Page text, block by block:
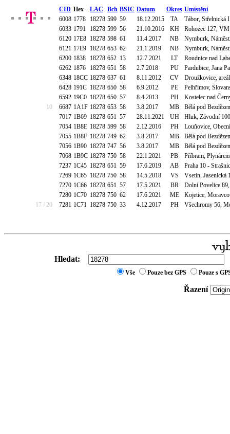
CID Hex LAC Bch BSIC Datum Okres Umístění
6008 1778 18278 599 59 18.12.2015 TA
Tábor, Střelnická
6033 1791 18278 599 56 21.10.2016 KH
Rohozec 127,
6120 17E8 18278 598 61 11.4.2017 NB
Nymburk,
6121 17E9 18278 653 62 21.1.2019 NB
Nymburk,
6200 1838 18278 652 13 12.7.2021 LT
Roudnice nad
6262 1876 18278 651 58 2.7.2018 PU
Pardubice, Jana
6348 18CC 18278 637 61 8.11.2012 CV
Droužkovice,
6428 191C 18278 650 58 6.9.2012 PE
Pelhřimov,
6592 19C0 18278 650 57 8.4.2013 PH
Kostelec nad
10
6687 1A1F 18278 653 58 3.8.2017 MB
Bělá pod
7017 1B69 18278 651 57 28.11.2021 UH
Hluk, Závodní
7054 1B8E 18278 599 58 2.12.2016 PH
Louňovice,
7055 1B8F 18278 749 62 3.8.2017 MB
Bělá pod
7056 1B90 18278 747 56 3.8.2017 MB
Bělá pod
7068 1B9C 18278 750 58 22.1.2021 PB
Příbram,
7237 1C45 18278 651 59 17.6.2019 AB
Praha 10 -
7269 1C65 18278 750 58 14.5.2018 VS
Vsetín, Jasenická
7270 1C66 18278 651 57 17.5.2021 BR
Dolní Povelice
7280 1C70 18278 750 62 17.6.2021 ME
Kojetice,
17 / 20
7281 1C71 18278 750 33 4.12.2017 PH Všechromy 56,
Hledat:
Vše Pouze bez GPS Pouze s
Řazení